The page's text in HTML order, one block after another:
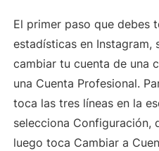
El primer paso que debes
estadísticas en Instagram,
cambiar tu cuenta de una
una Cuenta Profesional.
toca las tres líneas en la
selecciona Configuración,
luego toca Cambiar a